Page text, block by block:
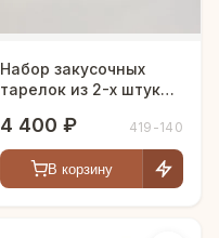
Набор закусочных
тарелок из 2-х штук
4 400 ₽ 419-140
В корзину